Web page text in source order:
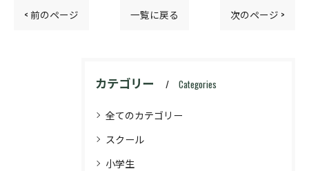
< 前のページ 一覧に戻る 次のページ >
カテゴリー Categories
全てのカテゴリー
スクール
小学生